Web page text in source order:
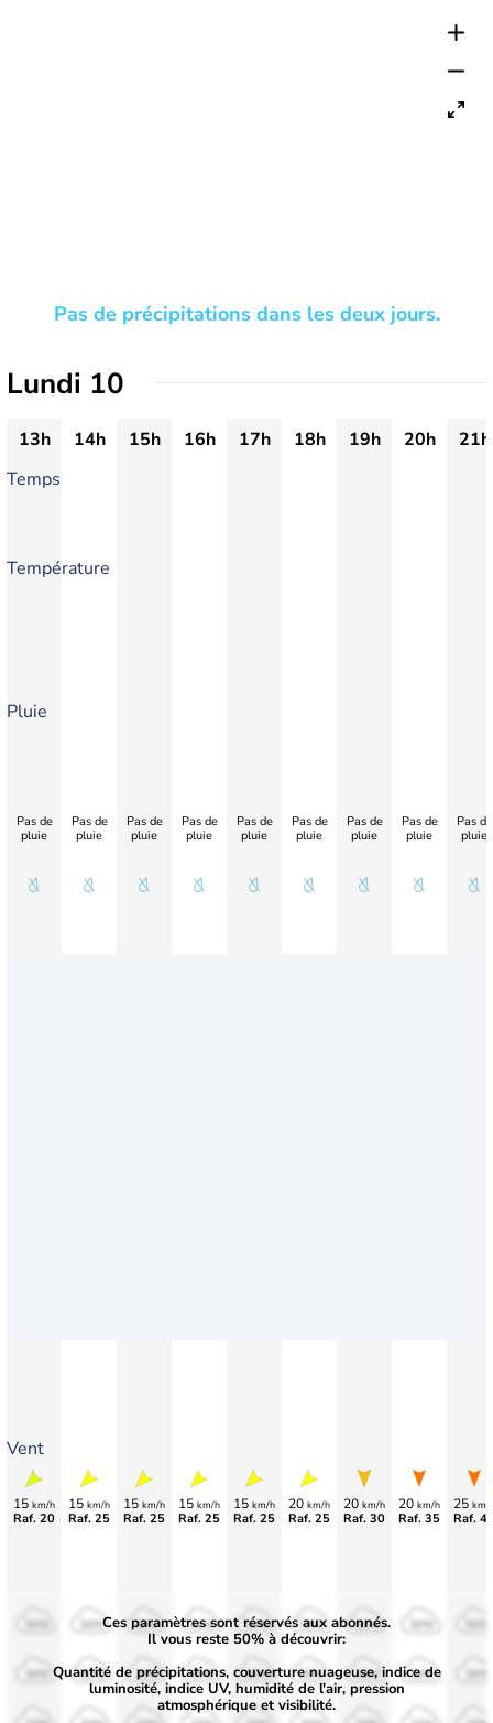
Pas de précipitations dans les deux jours.
Lundi 10
13h 14h 15h 16h 17h 18h 19h 20h
21h
Temps
Température
Pluie
Vent
Pas de
pluie
15 km/h
Raf. 20
Pas de
pluie
15 km/h
Raf. 25
Pas de
pluie
15 km/h
Raf. 25
Pas de
pluie
15 km/h
Raf. 25
Pas de
pluie
15 km/h
Raf. 25
Pas de
pluie
20 km/h
Raf. 25
Pas de
pluie
20 km/h
Raf. 30
Pas de
pluie
20 km/h
Raf. 35
Pas de
pluie
25 km/
Raf.
50%
30%
50%
30%
50%
30%
50%
30%
50%
30%
50%
30%
50%
30%
Ces paramètres sont réservés aux abonnés.
Il vous reste 50% à découvrir:
Quantité de précipitations, couverture nuageuse, indice de
luminosité, indice UV, humidité de l'air, pression
atmosphérique et visibilité.